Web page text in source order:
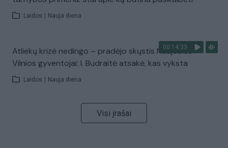
Laidos Nauja diena
00:14:33
Atliekų krizė nedingo – pradėjo skųstis Naujosios
Vilnios gyventojai: I. Budraitė atsakė, kas vyksta
Laidos Nauja diena
Visi įrašai